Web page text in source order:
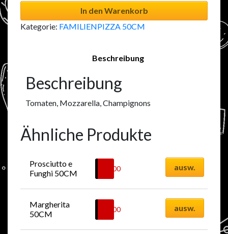
In den Warenkorb
Kategorie: FAMILIENPIZZA 50CM
Beschreibung
Beschreibung
Tomaten, Mozzarella, Champignons
Ähnliche Produkte
Prosciutto e
Funghi 50CM
51.00 ausw.
Margherita
50CM
45.00 ausw.